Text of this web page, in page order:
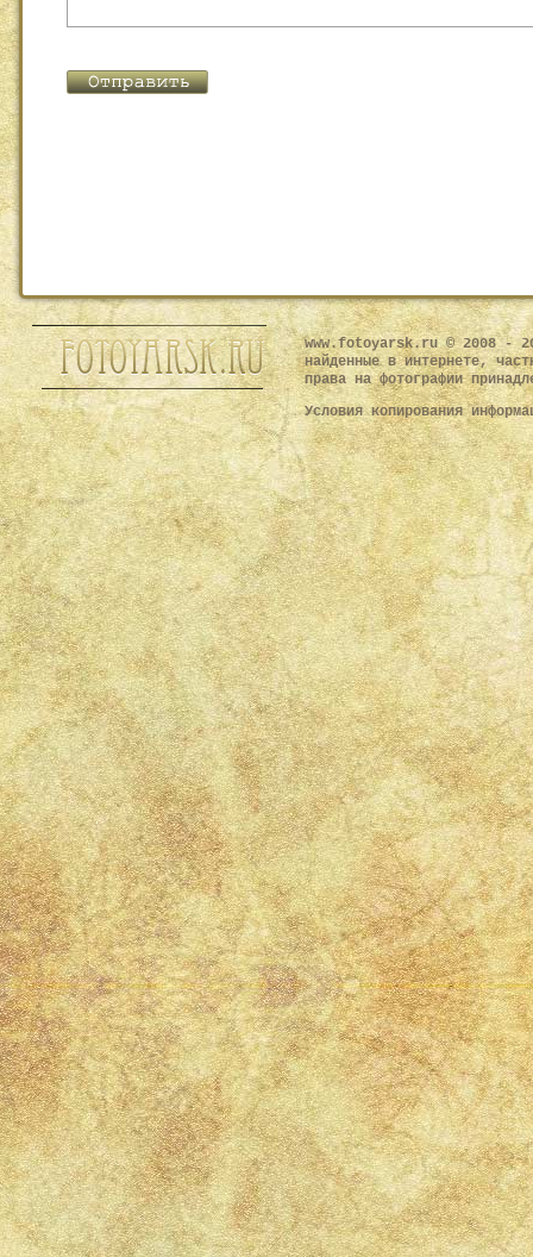
www.fotoyarsk.ru © 2008 -
найденные в интернете,
права на фотографии
Условия копирования